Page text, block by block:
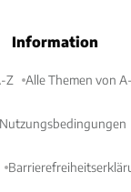
Information
Z Alle Themen von